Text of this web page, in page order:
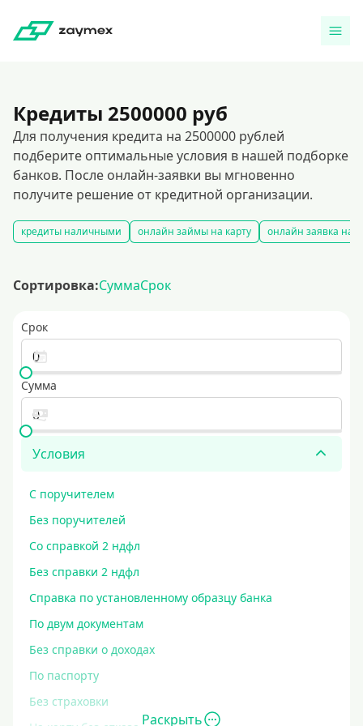
Кредиты 2500000 руб
Для получения кредита на 2500000 рублей
подберите оптимальные условия в нашей подборке
банков. После онлайн-заявки вы мгновенно
получите решение от кредитной организации.
кредиты наличными онлайн займы на карту онлайн заявка на
Сортировка:СуммаСрок
Срок
Сумма
Условия
С поручителем
Без поручителей
Со справкой 2 ндфл
Без справки 2 ндфл
Справка по установленному образцу банка
По двум документам
Без справки о доходах
По паспорту
Без страховки
Раскрыть